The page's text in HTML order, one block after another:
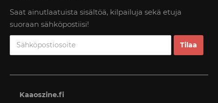
Saat ainutlaatuista sisältöä, kilpailuja sekä etuja
suoraan sähköpostiisi!
Kaaoszine.fi